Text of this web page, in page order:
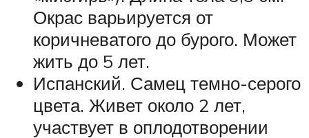
Окрас варьируется от
коричневатого до бурого. Может
жить до 5 лет.
Испанский. Самец темно-серого
цвета. Живет около 2 лет,
участвует в оплодотворении